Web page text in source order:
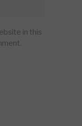
in this